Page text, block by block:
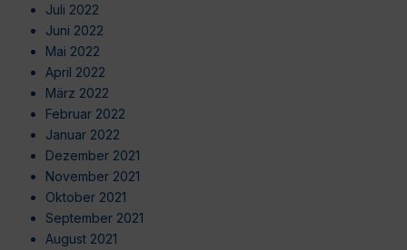
Juli 2022
Juni 2022
Mai 2022
April 2022
März 2022
Februar 2022
Januar 2022
Dezember 2021
November 2021
Oktober 2021
September 2021
August 2021